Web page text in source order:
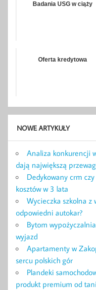
Badania USG w ciąży
Oferta kredytowa
NOWE ARTYKUŁY
Analiza konkurencji
dają największą
Dedykowany crm
kosztów w 3 lata
Wycieczka szkolna z
odpowiedni autokar?
Bytom
wyjazd
Apartamenty w
sercu polskich gór
Plandeki
produkt premium od